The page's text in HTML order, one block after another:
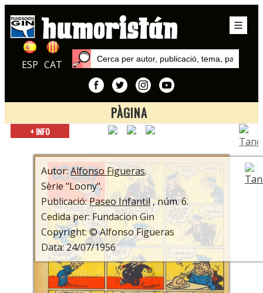
ESP CAT
PÀGINA
Inici
Alfonso Figueras
+ INFO
Autor:Alfonso Figueras.
Sèrie "Loony".
Publicació:Paseo Infantil, núm. 6.
Cedida per: Fundacion Gin
Copyright: © Alfonso Figueras
Data: 24/07/1956